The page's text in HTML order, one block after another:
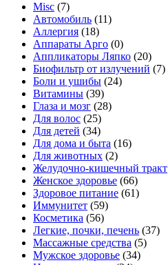
Misc (7)
Автомобиль (11)
Аллергия (18)
Аппараты Арго (0)
Аппликаторы Ляпко (20)
Биофильтр от излучений (7)
Боли и ушибы (24)
Витамины (39)
Глаза и мозг (28)
Для волос (25)
Для детей (34)
Для дома и быта (16)
Для животных (2)
Желудочно-кишечный тракт
Женское здоровье (66)
Здоровое питание (61)
Иммунитет (59)
Косметика (56)
Легкие, почки, печень (37)
Массажные средства (5)
Мужское здоровье (34)